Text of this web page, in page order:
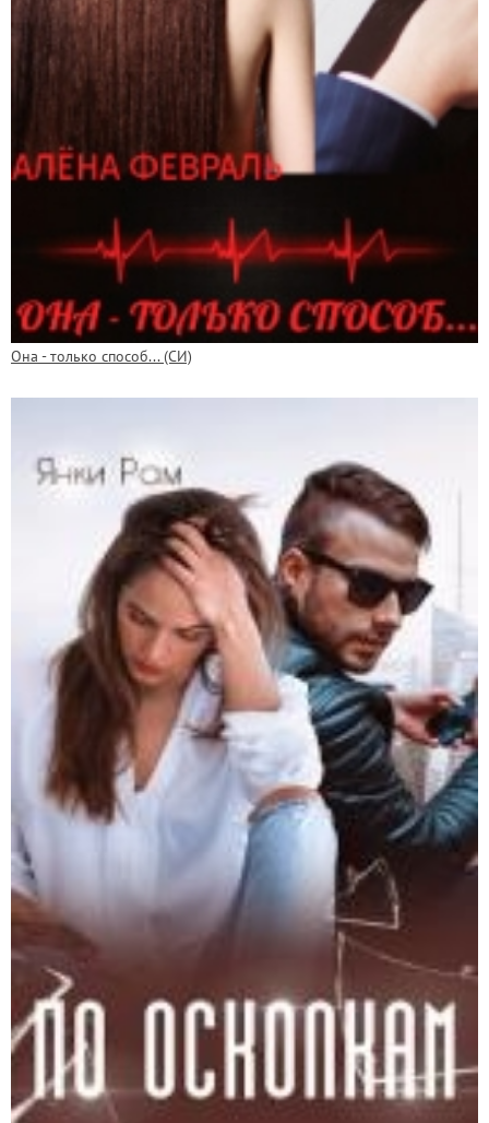
Она - только способ... (СИ)